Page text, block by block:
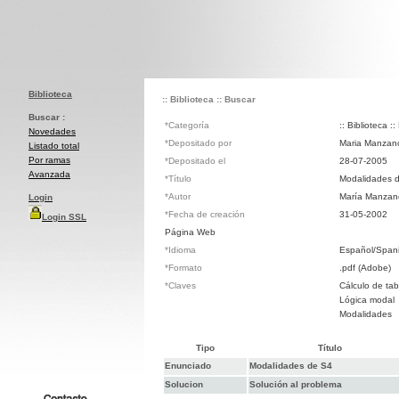
Biblioteca
Buscar :
Novedades
Listado total
Por ramas
Avanzada
Login
Login SSL
:: Biblioteca :: Buscar
*Categoría
:: Biblioteca ::
*Depositado por
Maria
*Depositado el
28-07-2005
*Título
Modalidades
*Autor
María
*Fecha de creación
31-05-2002
Página Web
*Idioma
Español/
*Formato
.pdf (Adobe)
*Claves
Cálculo de
Lógica modal
Modalidades
Tipo
Título
Enunciado
Modalidades de S4
Solucion
Solución al problema